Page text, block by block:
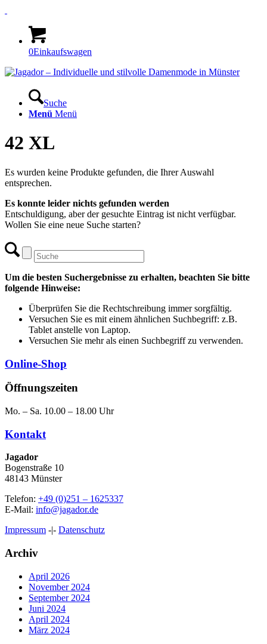
0Einkaufswagen
Suche
Menü Menü
42 XL
Es wurden keine Produkte gefunden, die Ihrer Auswahl
entsprechen.
Es konnte leider nichts gefunden werden
Entschuldigung, aber der gesuchte Eintrag ist nicht verfügbar.
Wollen Sie eine neue Suche starten?
Um die besten Suchergebnisse zu erhalten, beachten Sie bitte
folgende Hinweise:
Überprüfen Sie die Rechtschreibung immer sorgfältig.
Versuchen Sie es mit einem ähnlichen Suchbegriff: z.B.
Tablet anstelle von Laptop.
Versuchen Sie mehr als einen Suchbegriff zu verwenden.
Online-Shop
Öffnungszeiten
Mo. – Sa. 10.00 – 18.00 Uhr
Kontakt
Jagador
Bogenstraße 10
48143 Münster
Telefon: +49 (0)251 – 1625337
E-Mail: info@jagador.de
Impressum -|- Datenschutz
Archiv
April 2026
November 2024
September 2024
Juni 2024
April 2024
März 2024